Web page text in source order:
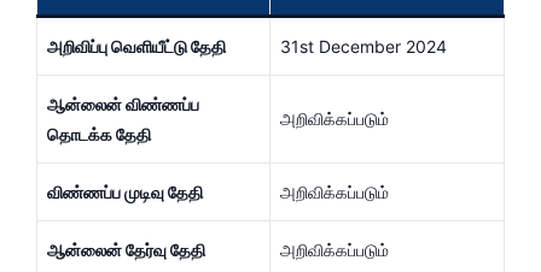
அறிவிப்பு வெளியீட்டு தேதி 31st December 2024
ஆன்லைன் விண்ணப்ப
தொடக்க தேதி
அறிவிக்கப்படும்
விண்ணப்ப முடிவு தேதி அறிவிக்கப்படும்
ஆன்லைன் தேர்வு தேதி அறிவிக்கப்படும்